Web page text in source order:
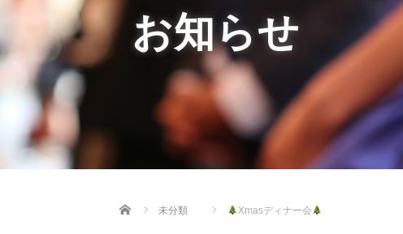
お知らせ
Home 未分類 Xmasディナー会